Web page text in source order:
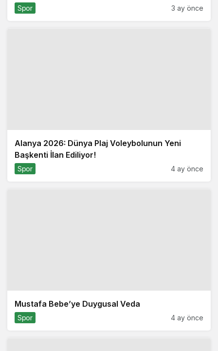
Spor 3 ay önce
Alanya 2026: Dünya Plaj Voleybolunun Yeni
Başkenti İlan Ediliyor!
Spor 4 ay önce
Mustafa Bebe’ye Duygusal Veda
Spor 4 ay önce